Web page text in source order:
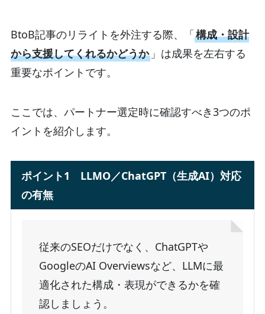
BtoB記事のリライトを外注する際、「構成・設計
から支援してくれるかどうか」は成果を左右する
重要なポイントです。
ここでは、パートナー選定時に確認すべき3つのポ
イントを紹介します。
ポイント1 LLMO／ChatGPT（生成AI）対応
の有無
従来のSEOだけでなく、ChatGPTや
GoogleのAI Overviewsなど、LLMに最
適化された構成・表現ができるかを確
認しましょう。